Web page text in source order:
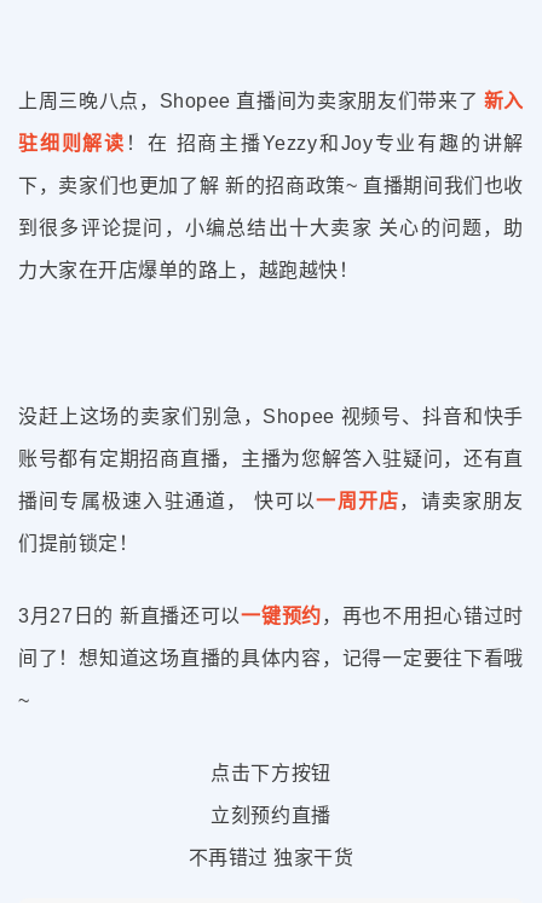
上周三晚八点，Shopee 直播间为卖家朋友们带来了 新入
驻细则解读 ！在 招商主播Yezzy和Joy专业有趣的讲解
下，卖家们也更加了解 新的招商政策~ 直播期间我们也收
到很多评论提问，小编总结出十大卖家 关心的问题，助
力大家在开店爆单的路上，越跑越快！
没赶上这场的卖家们别急，Shopee 视频号、抖音和快手
账号都有定期招商直播，主播为您解答入驻疑问，还有直
播间专属极速入驻通道， 快可以一周开店，请卖家朋友
们提前锁定！
3月27日的 新直播还可以一键预约，再也不用担心错过时
间了！想知道这场直播的具体内容，记得一定要往下看哦
~
点击下方按钮
立刻预约直播
不再错过 独家干货